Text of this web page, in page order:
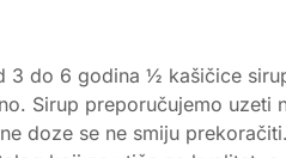
3 do 6 godina ½ kašičice
Sirup preporučujemo
doze se ne smiju prekoračiti.